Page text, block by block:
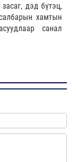
дэд бүтэц,
хамтын
санал